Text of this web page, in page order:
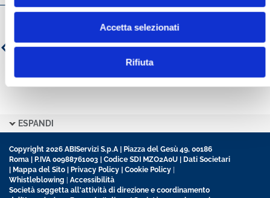
Accetta selezionati
Rifiuta
ESPANDI
Copyright 2026 ABIServizi S.p.A | Piazza del Gesù 49, 00186
Roma | P.IVA 00988761003 | Codice SDI MZO2A0U |
Dati Societari
Mappa del Sito Privacy Policy Cookie Policy
Whistleblowing
Accessibilità
Società soggetta all'attività di direzione e coordinamento